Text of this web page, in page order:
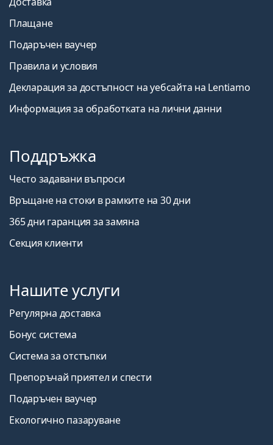
Плащане
Подаръчен ваучер
Правила и условия
Декларация за достъпност на уебсайта на Lentiamo
Информация за обработката на лични данни
Поддръжка
Често задавани въпроси
Връщане на стоки в рамките на 30 дни
365 дни гаранция за замяна
Секция клиенти
Нашите услуги
Регулярна доставка
Бонус система
Система за отстъпки
Препоръчай приятел и спести
Подаръчен ваучер
Екологично пазаруване